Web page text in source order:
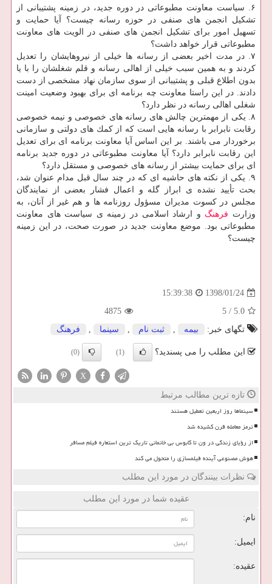
۶. سیاست معاونت مطبوعاتی در دوره جدید، در زمینه پشتیبانی از
تشكیل انجمن های صنفی در حوزه رسانه چیست؟ آیا حمایت و
تسهیل امور برای تشكیل انجمن های صنفی در الویت های معاونت
مطبوعاتی قرار خواهد داشت؟
۷. در مدت اخیر بعضی از رسانه ها خیلی از نیروهایشان را تعدیل
كردند و به همین سبب خیلی از اهالی رسانه و قلم شغلشان را با یا
بدون اطلاع قبلی و پشتیبانی از سوی سازمان نهاد مشخصی از دست
دادند. در این راستا معاونت چه برنامه ای برای بهبود وضعیت امینت
شغلی اهالی رسانه در نظر دارد؟
۸. یكی از مهمترین چالش های رسانه های خصوصی و نیمه خصوصی
رقابت نابرابر با رسانه هایی است كه از كمك های دولتی و سازمانی
برخوردار می باشند. بر این اساس آیا معاونت برنامه ای برای تعدیل
این رقابت نابرابر دارد؟ آیا معاونت مطبوعاتی در دوره جدید برنامه
ای برای حمایت بیشتر از رسانه های خصوصی و مستقل دارد؟
۹. یكی از نكته های حاشیه ای كه در چند سال قبل مدام عنوان شد،
بحث تأیید نشده ی ابراز گله و اعمال فشار بعضی از نمایندگان
مجلس در كسوت مدیران مسؤول روزنامه ها و هم غیر از آنان، به
وزارت فرهنگ و ارشاد اسلامی در زمینه ی سیاست های معاونت
مطبوعاتی بود. موضع معاونت جدید در صورت صحت، در این زمینه
چیست؟
1398/01/24
15:39:38
5.0
/
5
4875
تگهای خبر:
بیمه , ثبت نام , سینما , فرهنگ
این مطلب را می پسندید؟ (1)
(0)
X
تازه ترین مطالب مرتبط
سینماها روز اربعین تعطیل هستند
ترمز معامله قرن کشیده شد
از رؤیای زندگی در ون تا کابوس بی خانمانی تاریک ترین استعاره فیلم مسافر
هوش مصنوعی آینده فیلمسازی را متحول می کند
نظرات بینندگان در مورد این مطلب
عقیده شما در مورد این مطلب
نام:
ایمیل:
عقیده: